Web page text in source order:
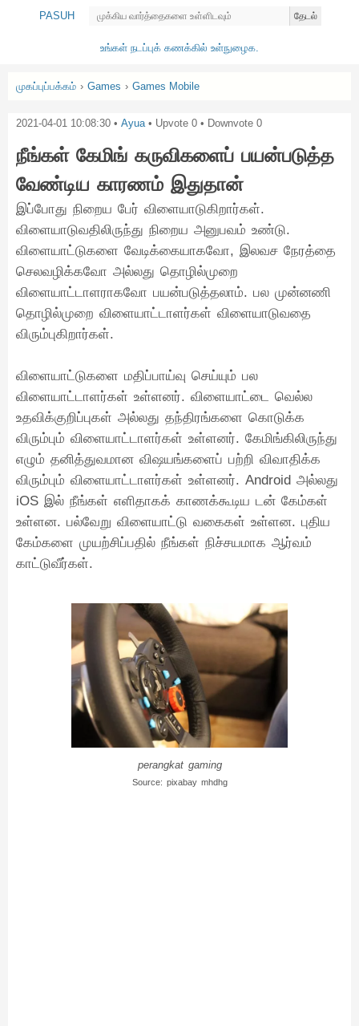
PASUH தேடல்
உங்கள் நடப்புக் கணக்கில் உள்நுழைக.
முகப்புப்பக்கம் › Games › Games Mobile
2021-04-01 10:08:30 • Ayua• Upvote 0 • Downvote 0
நீங்கள் கேமிங் கருவிகளைப் பயன்படுத்த
வேண்டிய காரணம் இதுதான்
இப்போது நிறைய பேர் விளையாடுகிறார்கள்.
விளையாடுவதிலிருந்து நிறைய அனுபவம் உண்டு.
விளையாட்டுகளை வேடிக்கையாகவோ, இலவச நேரத்தை
செலவழிக்கவோ அல்லது தொழில்முறை
விளையாட்டாளராகவோ பயன்படுத்தலாம். பல முன்னணி
தொழில்முறை விளையாட்டாளர்கள் விளையாடுவதை
விரும்புகிறார்கள்.
விளையாட்டுகளை மதிப்பாய்வு செய்யும் பல
விளையாட்டாளர்கள் உள்ளனர். விளையாட்டை வெல்ல
உதவிக்குறிப்புகள் அல்லது தந்திரங்களை கொடுக்க
விரும்பும் விளையாட்டாளர்கள் உள்ளனர். கேமிங்கிலிருந்து
எழும் தனித்துவமான விஷயங்களைப் பற்றி விவாதிக்க
விரும்பும் விளையாட்டாளர்கள் உள்ளனர். Android அல்லது
iOS இல் நீங்கள் எளிதாகக் காணக்கூடிய டன் கேம்கள்
உள்ளன. பல்வேறு விளையாட்டு வகைகள் உள்ளன. புதிய
கேம்களை முயற்சிப்பதில் நீங்கள் நிச்சயமாக ஆர்வம்
காட்டுவீர்கள்.
perangkat gaming
Source: pixabay mhdhg